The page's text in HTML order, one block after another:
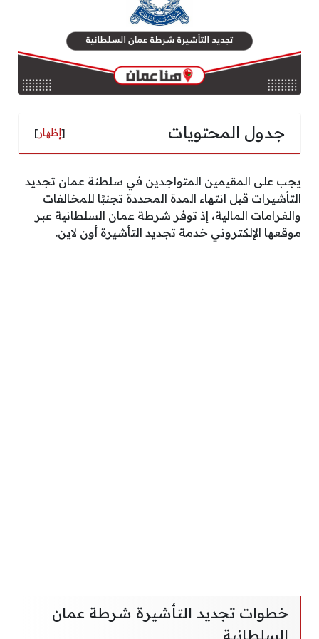
جدول المحتويات [إظهار]
يجب على المقيمين المتواجدين في سلطنة عمان تجديد
التأشيرات قبل انتهاء المدة المحددة تجنبًا للمخالفات
والغرامات المالية، إذ توفر شرطة عمان السلطانية عبر
موقعها الإلكتروني خدمة تجديد التأشيرة أون لاين.
خطوات تجديد التأشيرة شرطة عمان
السلطانية